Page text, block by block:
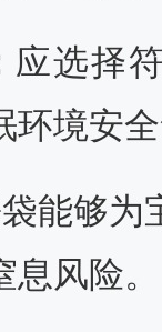
应选择
环境安
能够为
风险。